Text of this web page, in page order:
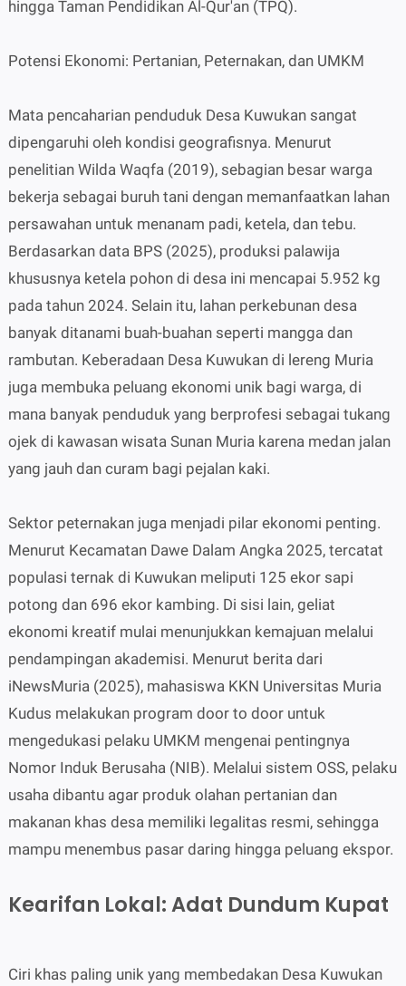
hingga Taman Pendidikan Al-Qur'an (TPQ).
Potensi Ekonomi: Pertanian, Peternakan, dan UMKM
Mata pencaharian penduduk Desa Kuwukan sangat
dipengaruhi oleh kondisi geografisnya. Menurut
penelitian Wilda Waqfa (2019), sebagian besar warga
bekerja sebagai buruh tani dengan memanfaatkan lahan
persawahan untuk menanam padi, ketela, dan tebu.
Berdasarkan data BPS (2025), produksi palawija
khususnya ketela pohon di desa ini mencapai 5.952 kg
pada tahun 2024. Selain itu, lahan perkebunan desa
banyak ditanami buah-buahan seperti mangga dan
rambutan. Keberadaan Desa Kuwukan di lereng Muria
juga membuka peluang ekonomi unik bagi warga, di
mana banyak penduduk yang berprofesi sebagai tukang
ojek di kawasan wisata Sunan Muria karena medan jalan
yang jauh dan curam bagi pejalan kaki.
Sektor peternakan juga menjadi pilar ekonomi penting.
Menurut Kecamatan Dawe Dalam Angka 2025, tercatat
populasi ternak di Kuwukan meliputi 125 ekor sapi
potong dan 696 ekor kambing. Di sisi lain, geliat
ekonomi kreatif mulai menunjukkan kemajuan melalui
pendampingan akademisi. Menurut berita dari
iNewsMuria (2025), mahasiswa KKN Universitas Muria
Kudus melakukan program door to door untuk
mengedukasi pelaku UMKM mengenai pentingnya
Nomor Induk Berusaha (NIB). Melalui sistem OSS, pelaku
usaha dibantu agar produk olahan pertanian dan
makanan khas desa memiliki legalitas resmi, sehingga
mampu menembus pasar daring hingga peluang ekspor.
Kearifan Lokal: Adat Dundum Kupat
Ciri khas paling unik yang membedakan Desa Kuwukan